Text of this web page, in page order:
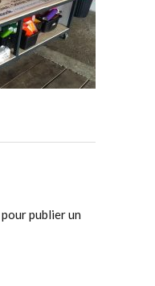
pour publier un